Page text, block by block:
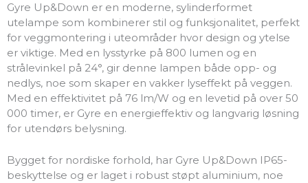
Gyre Up&Down er en moderne, sylinderformet
utelampe som kombinerer stil og funksjonalitet, perfekt
for veggmontering i uteområder hvor design og ytelse
er viktige. Med en lysstyrke på 800 lumen og en
strålevinkel på 24°, gir denne lampen både opp- og
nedlys, noe som skaper en vakker lyseffekt på veggen.
Med en effektivitet på 76 lm/W og en levetid på over 50
000 timer, er Gyre en energieffektiv og langvarig løsning
for utendørs belysning.
Bygget for nordiske forhold, har Gyre Up&Down IP65-
beskyttelse og er laget i robust støpt aluminium, noe